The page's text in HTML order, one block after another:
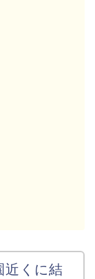
近くに結